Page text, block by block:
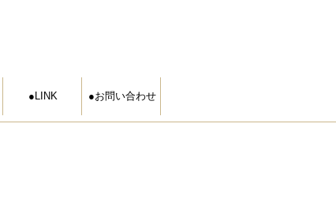
LINK お問い合わせ